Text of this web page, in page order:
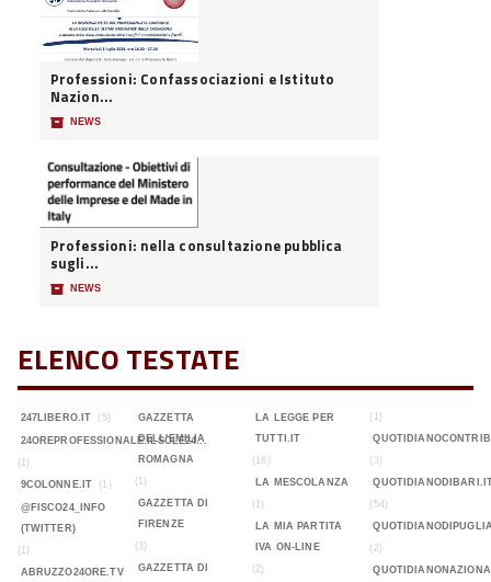
Professioni: Confassociazioni e Istituto
Nazion...
📦 NEWS
Professioni: nella consultazione pubblica
sugli...
📦 NEWS
ELENCO TESTATE
247LIBERO.IT (5)
24OREPROFESSIONALE.ILSOLE24...
(1)
9COLONNE.IT
(1)
@FISCO24_INFO
(TWITTER)
(1)
ABRUZZO24ORE.TV
GAZZETTA
DELL'EMILIA
ROMAGNA
(1)
GAZZETTA DI
FIRENZE
(3)
GAZZETTA DI
LA LEGGE PER
TUTTI.IT
(16)
LA MESCOLANZA
(1)
LA MIA PARTITA
IVA ON-LINE
(2)
(1)
(3)
(54)
(2)